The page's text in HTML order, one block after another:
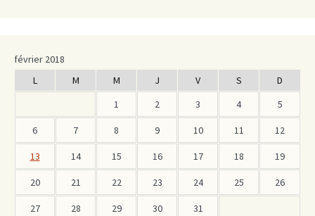
février 2018
L
M M J V S
D
1
2 3 4 5
6 7 8 9 10 11 12
13 14 15 16 17 18 19
20 21 22 23 24 25 26
27 28 29 30 31